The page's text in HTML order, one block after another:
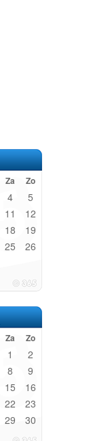
Za Zo
4 5
11 12
18 19
25 26
Za Zo
1 2
8 9
15 16
22 23
29 30